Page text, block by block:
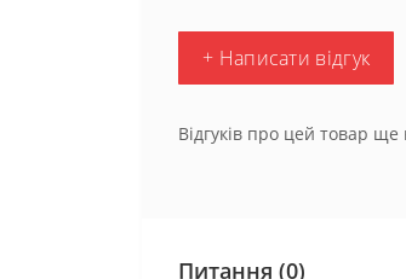
+ Написати відгук
Відгуків про цей товар ще
Питання (0)